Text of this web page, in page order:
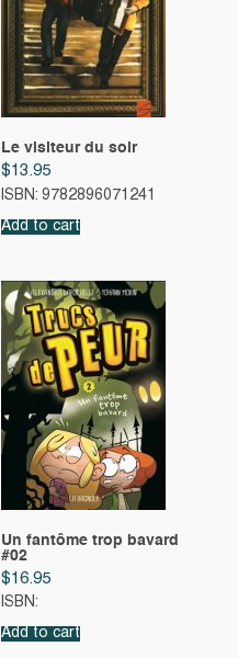
Le visiteur du soir
$13.95
ISBN: 9782896071241
Add to cart
Un fantôme trop bavard
#02
$16.95
ISBN:
Add to cart